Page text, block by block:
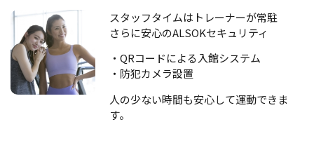
スタッフタイムはトレーナーが常駐
さらに安心のALSOKセキュリティ
・QRコードによる入館システム
・防犯カメラ設置
人の少ない時間も安心して運動できま
す。